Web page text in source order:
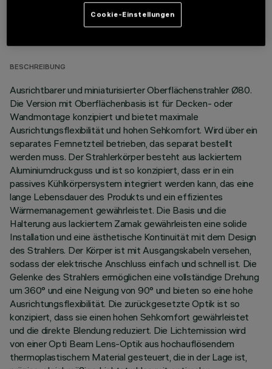
TECHNISCHE DATEN
BESCHREIBUNG
Ausrichtbarer und miniaturisierter Oberflächenstrahler Ø80.
Die Version mit Oberflächenbasis ist für Decken- oder
Wandmontage konzipiert und bietet maximale
Ausrichtungsflexibilität und hohen Sehkomfort. Wird über ein
separates Fernnetzteil betrieben, das separat bestellt
werden muss. Der Strahlerkörper besteht aus lackiertem
Aluminiumdruckguss und ist so konzipiert, dass er in ein
passives Kühlkörpersystem integriert werden kann, das eine
lange Lebensdauer des Produkts und ein effizientes
Wärmemanagement gewährleistet. Die Basis und die
Halterung aus lackiertem Zamak gewährleisten eine solide
Installation und eine ästhetische Kontinuität mit dem Design
des Strahlers. Der Körper ist mit Ausgangskabeln versehen,
sodass der elektrische Anschluss einfach und schnell ist. Die
Gelenke des Strahlers ermöglichen eine vollständige Drehung
um 360° und eine Neigung von 90° und bieten so eine hohe
Ausrichtungsflexibilität. Die zurückgesetzte Optik ist so
konzipiert, dass sie einen hohen Sehkomfort gewährleistet
und die direkte Blendung reduziert. Die Lichtemission wird
von einer Opti Beam Lens-Optik aus hochauflösendem
thermoplastischem Material gesteuert, die in der Lage ist,
Cookie-Einstellungen